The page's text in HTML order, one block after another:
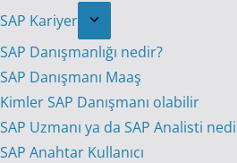
SAP Kariyer
SAP Danışmanlığı nedir?
SAP Danışmanı Maaş
Kimler SAP Danışmanı olabilir
SAP Uzmanı ya da SAP Analisti
SAP Anahtar Kullanıcı